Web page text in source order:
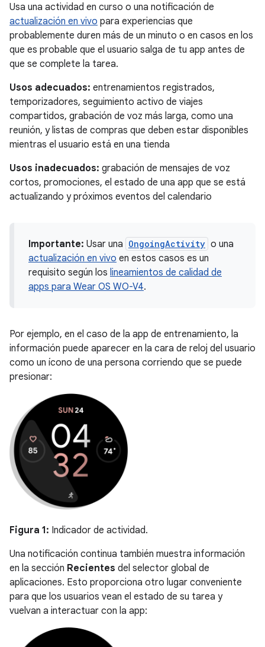
Usa una actividad en curso o una notificación de
actualización en vivo para experiencias que
probablemente duren más de un minuto o en casos en los
que es probable que el usuario salga de tu app antes de
que se complete la tarea.
Usos adecuados: entrenamientos registrados,
temporizadores, seguimiento activo de viajes
compartidos, grabación de voz más larga, como una
reunión, y listas de compras que deben estar disponibles
mientras el usuario está en una tienda
Usos inadecuados: grabación de mensajes de voz
cortos, promociones, el estado de una app que se está
actualizando y próximos eventos del calendario
Importante: Usar una OngoingActivity o una
actualización en vivo en estos casos es un
requisito según los lineamientos de calidad de
apps para Wear OS WO-V4.
Por ejemplo, en el caso de la app de entrenamiento, la
información puede aparecer en la cara de reloj del usuario
como un ícono de una persona corriendo que se puede
presionar:
Figura 1: Indicador de actividad.
Una notificación continua también muestra información
en la sección Recientes del selector global de
aplicaciones. Esto proporciona otro lugar conveniente
para que los usuarios vean el estado de su tarea y
vuelvan a interactuar con la app: